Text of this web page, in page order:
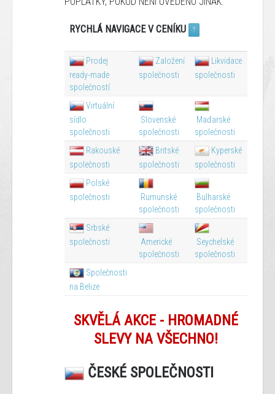
RYCHLÁ NAVIGACE V CENÍKU ?
Prodej
ready-made
společností
Založení
společnosti
Likvidace
společnosti
Virtuální
sídlo
společnosti
Slovenské
společnosti
Maďarské
společnosti
Rakouské
společnosti
Britské
společnosti
Kyperské
společnosti
Polské
společnosti
Rumunské
společnosti
Bulharské
společnosti
Srbské
společnosti
Americké
společnosti
Seychelské
společnosti
Společnosti
na Belize
SKVĚLÁ AKCE - HROMADNÉ
SLEVY NA VŠECHNO!
ČESKÉ SPOLEČNOSTI